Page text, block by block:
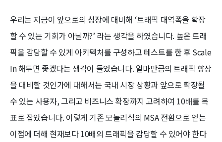
우리는 지금이 앞으로의 성장에 대비해 ‘트래픽 대역폭을 확장
할 수 있는 기회가 아닐까?’ 라는 생각을 하였습니다. 높은 트래
픽을 감당할 수 있게 아키텍처를 구성하고 테스트를 한 후 Scale
In 해두면 좋겠다는 생각이 들었습니다. 얼마만큼의 트래픽 향상
을 대비할 것인가에 대해서는 국내 시장 상황과 앞으로 확장될
수 있는 사용자, 그리고 비즈니스 확장까지 고려하여 10배를 목
표로 잡았습니다. 이렇게 기존 모놀리식의 MSA 전환으로 얻는
이점에 더해 현재보다 10배의 트래픽을 감당할 수 있어야 한다